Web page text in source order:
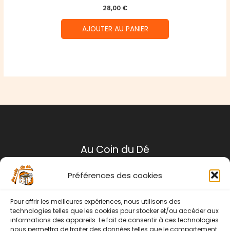
Préférences des cookies
Pour offrir les meilleures expériences, nous utilisons des
technologies telles que les cookies pour stocker et/ou accéder aux
informations des appareils. Le fait de consentir à ces technologies
nous permettra de traiter des données telles que le comportement
28,00 €
AJOUTER AU PANIER
Au Coin du Dé
Conditions générales de ventes
Politique de retour
Contact